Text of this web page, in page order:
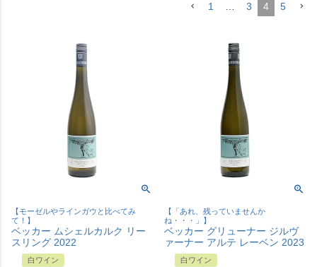
1 3 4 5
【モーゼルやラインガウと比べてみ
て！】
ベッカー ムシェルカルク リー
スリング 2022
白ワイン
【「あれ、残っていませんか
ね・・・」】
ベッカー グリューナー ジルヴ
ァーナー アルテ レーベン 2023
白ワイン